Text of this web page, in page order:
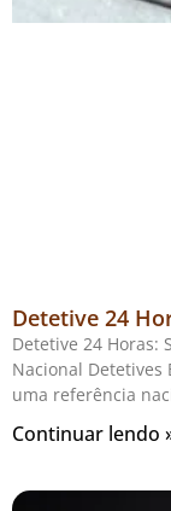
Detetive 24
Detetive 24 Horas:
Nacional Detetives
uma referência
Continuar lendo